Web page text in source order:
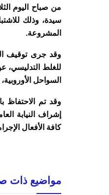
سيدة، وذلك
المشروعة.
وقد جرى توقيف
للغلط التدليسي،
السواحل الأوروبية،
وقد تم الاحتفاظ
إشراف النيابة
كافة الأفعال
مواضيع ذات